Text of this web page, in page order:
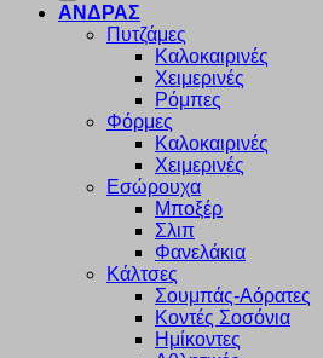
ΑΝΔΡΑΣ
Πυτζάμες
Καλοκαιρινές
Χειμερινές
Ρόμπες
Φόρμες
Καλοκαιρινές
Χειμερινές
Εσώρουχα
Μποξέρ
Σλιπ
Φανελάκια
Κάλτσες
Σουμπάς-Αόρατες
Κοντές Σοσόνια
Ημίκοντες